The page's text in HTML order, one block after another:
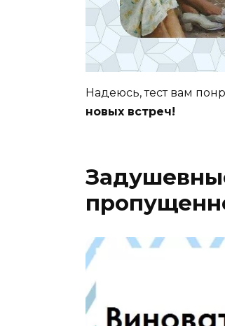
Надеюсь, тест вам
новых встреч!